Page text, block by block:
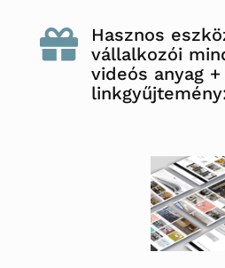

Hasznos
vállalkozói
videós anyag +